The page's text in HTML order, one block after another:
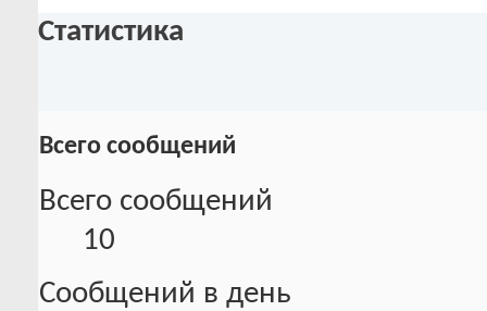
Статистика
Всего сообщений
Всего сообщений
10
Сообщений в день